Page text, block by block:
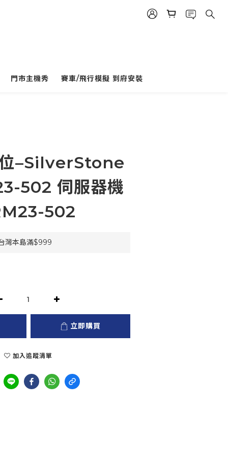
門市主機秀 賽車/飛行模擬 到府安裝
–SilverStone
502 伺服器機
502
灣本島滿$999
立即購買
加入追蹤清單